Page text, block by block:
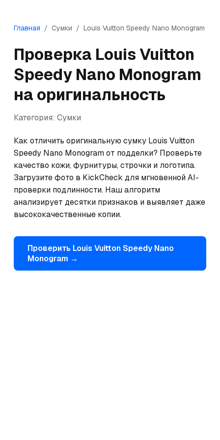
Главная / Сумки / Louis Vuitton Speedy Nano Monogram
Проверка Louis Vuitton
Speedy Nano Monogram
на оригинальность
Категория: Сумки
Как отличить оригинальную сумку Louis Vuitton
Speedy Nano Monogram от подделки? Проверьте
качество кожи, фурнитуры, строчки и логотипа.
Загрузите фото в KickCheck для мгновенной AI-
проверки подлинности. Наш алгоритм
анализирует десятки признаков и выявляет даже
высококачественные копии.
Проверить Louis VuittonSpeedy Nano
Monogram →